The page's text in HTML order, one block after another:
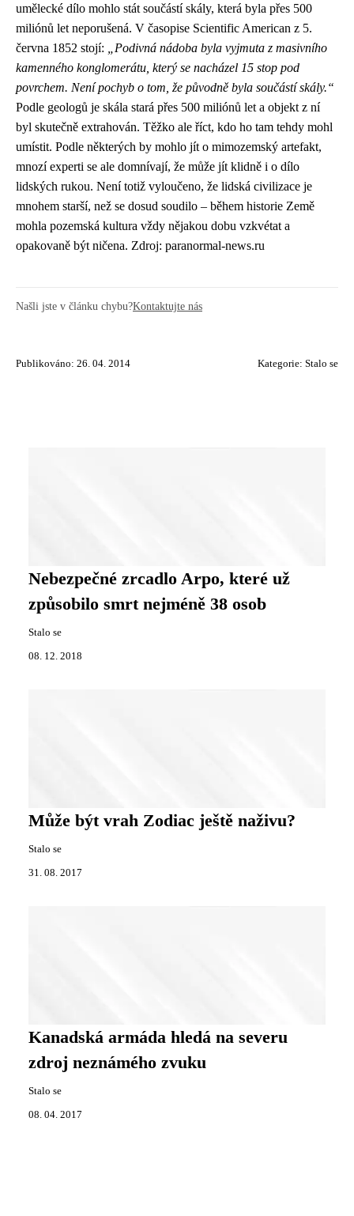
umělecké dílo mohlo stát součástí skály, která byla přes 500
miliónů let neporušená. V časopise Scientific American z 5.
června 1852 stojí:
„Podivná nádoba byla vyjmuta z masivního
kamenného konglomerátu, který se nacházel 15 stop pod
povrchem. Není pochyb o tom, že původně byla součástí skály.“
Podle geologů je skála stará přes 500 miliónů let a objekt z ní
byl skutečně extrahován. Těžko ale říct, kdo ho tam tehdy mohl
umístit. Podle některých by mohlo jít o mimozemský artefakt,
mnozí experti se ale domnívají, že může jít klidně i o dílo
lidských rukou. Není totiž vyloučeno, že lidská civilizace je
mnohem starší, než se dosud soudilo – během historie Země
mohla pozemská kultura vždy nějakou dobu vzkvétat a
opakovaně být ničena. Zdroj: paranormal-news.ru
Našli jste v článku chybu?Kontaktujte nás
Publikováno: 26. 04. 2014 Kategorie: Stalo se
Nebezpečné zrcadlo Arpo, které už
způsobilo smrt nejméně 38 osob
Stalo se
08. 12. 2018
Může být vrah Zodiac ještě naživu?
Stalo se
31. 08. 2017
Kanadská armáda hledá na severu
zdroj neznámého zvuku
Stalo se
08. 04. 2017